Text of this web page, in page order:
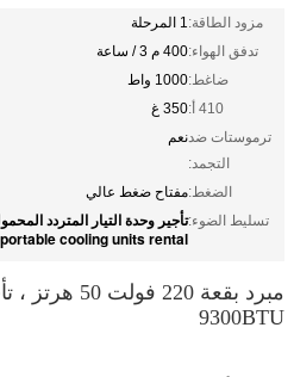
مزود الطاقة:1 المرحلة
تدفق الهواء:400 م 3 / ساعة
ضاغط:1000 واط
410 أ:
350 غ
ترموستات ضد
التجمد:
نعم
الضغط:مفتاح ضغط عالي
تسليط الضوء:تأجير وحدة التيار المتردد
portable cooling units rental
مبرد بقعة
9300BTU